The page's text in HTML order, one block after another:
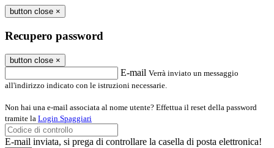
button close ×
Recupero password
button close ×
E-mail Verrà inviato un messaggio
all'indirizzo indicato con le istruzioni necessarie.
Non hai una e-mail associata al nome utente? Effettua il reset della password
tramite la Login Spaggiari
E-mail inviata, si prega di controllare la casella di posta elettronica!